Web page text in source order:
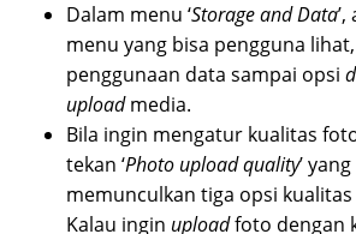
Dalam menu ‘Storage and Data
menu yang bisa pengguna
penggunaan data sampai opsi
uploadmedia.
Bila ingin mengatur kualitas
tekan ‘Photo upload quality’
memunculkan tiga opsi
Kalau ingin uploadfoto dengan